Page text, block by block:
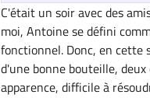
C'était un soir avec des
moi, Antoine se défini
fonctionnel. Donc, en cette
d'une bonne bouteille,
apparence, difficile à